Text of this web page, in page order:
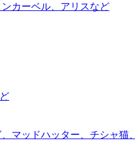
カーベル、アリスなど
マッドハッター、チシャ猫